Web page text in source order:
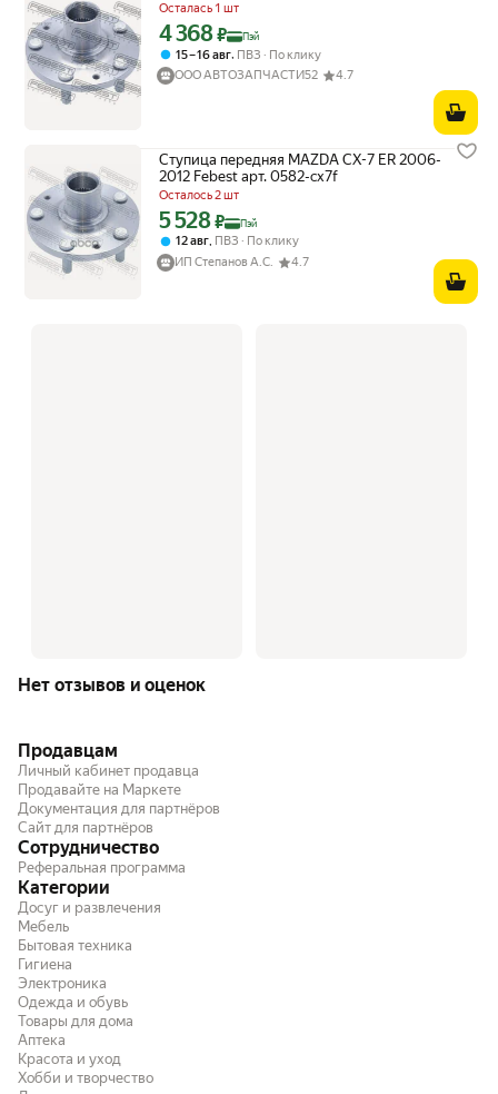
Осталась 1 шт
Цена с картой Яндекс Пэй 4368 ₽ вместо
4 368₽ Пэй
15 – 16 авг, ПВЗ
По клику
ООО АВТОЗАПЧАСТИ52
4.7
Ступица передняя MAZDA CX-7 ER 2006-
2012 Febest арт. 0582-cx7f
Осталось 2 шт
Цена с картой Яндекс Пэй 5528 ₽ вместо
5 528₽ Пэй
12 авг, ПВЗ
По клику
ИП Степанов А.С.
4.7
Нет отзывов и оценок
Продавцам
Личный кабинет продавца
Продавайте на Маркете
Документация для партнёров
Сайт для партнёров
Сотрудничество
Реферальная программа
Категории
Досуг и развлечения
Мебель
Бытовая техника
Гигиена
Электроника
Одежда и обувь
Товары для дома
Аптека
Красота и уход
Хобби и творчество